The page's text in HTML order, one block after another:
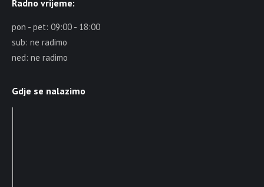
Radno vrijeme:
pon - pet: 09:00 - 18:00
sub: ne radimo
ned: ne radimo
Gdje se nalazimo